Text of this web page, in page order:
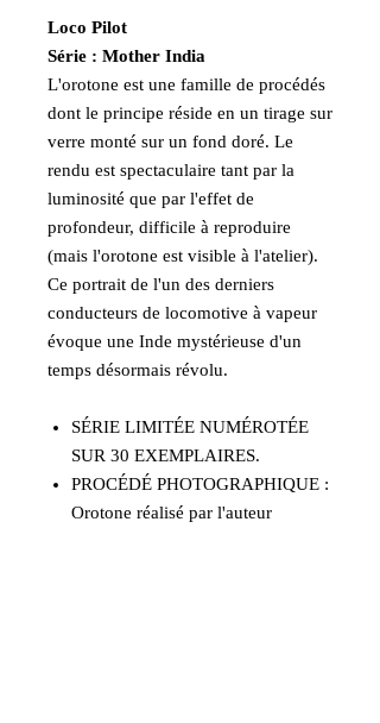
Loco Pilot
Série : Mother India
L'orotone est une famille de procédés
dont le principe réside en un tirage sur
verre monté sur un fond doré. Le
rendu est spectaculaire tant par la
luminosité que par l'effet de
profondeur, difficile à reproduire
(mais l'orotone est visible à l'atelier).
Ce portrait de l'un des derniers
conducteurs de locomotive à vapeur
évoque une Inde mystérieuse d'un
temps désormais révolu.
SÉRIE LIMITÉE NUMÉROTÉE
SUR 30 EXEMPLAIRES.
PROCÉDÉ PHOTOGRAPHIQUE :
Orotone réalisé par l'auteur